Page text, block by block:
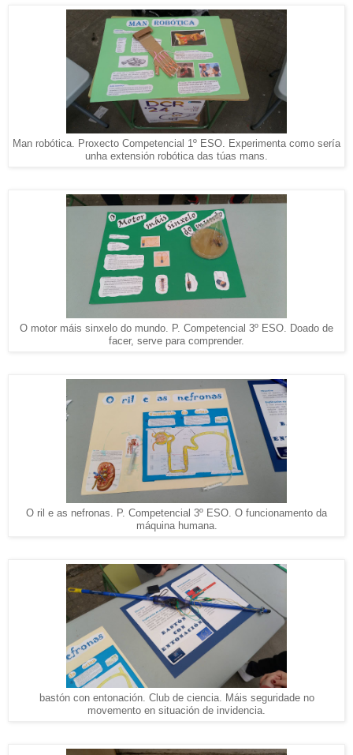
Man robótica. Proxecto Competencial 1º ESO. Experimenta como sería
unha extensión robótica das túas mans.
O motor máis sinxelo do mundo. P. Competencial 3º ESO. Doado de
facer, serve para comprender.
O ril e as nefronas. P. Competencial 3º ESO. O funcionamento da
máquina humana.
bastón con entonación. Club de ciencia. Máis seguridade no
movemento en situación de invidencia.